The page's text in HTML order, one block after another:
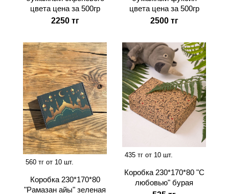
цвета цена за 500гр
2250 тг
цвета цена за 500гр
2500 тг
560 тг от 10 шт.
Коробка 230*170*80
"Рамазан айы" зеленая
435 тг от 10 шт.
Коробка 230*170*80 "С
любовью" бурая